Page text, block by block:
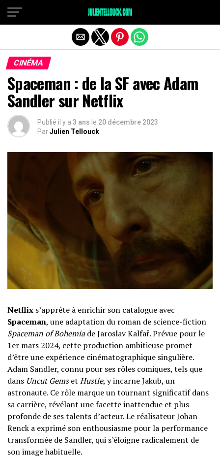
CINÉMA
Spaceman : de la SF avec Adam
Sandler sur Netflix
Publié il y a 3 ans le 20 décembre 2023
ParJulien Tellouck
Netflix s’apprête à enrichir son catalogue avec
Spaceman, une adaptation du roman de science-fiction
Spaceman of Bohemiade Jaroslav Kalfař. Prévue pour le
1er mars 2024, cette production ambitieuse promet
d’être une expérience cinématographique singulière.
Adam Sandler, connu pour ses rôles comiques, tels que
dans Uncut Gemset Hustle, y incarne Jakub, un
astronaute. Ce rôle marque un tournant significatif dans
sa carrière, révélant une facette inattendue et plus
profonde de ses talents d’acteur. Le réalisateur Johan
Renck a exprimé son enthousiasme pour la performance
transformée de Sandler, qui s’éloigne radicalement de
son image habituelle​​.